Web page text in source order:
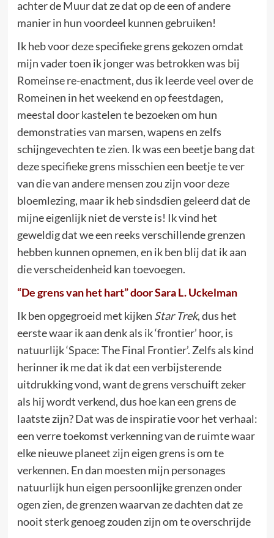
achter de Muur dat ze dat op de een of andere
manier in hun voordeel kunnen gebruiken!
Ik heb voor deze specifieke grens gekozen omdat
mijn vader toen ik jonger was betrokken was bij
Romeinse re-enactment, dus ik leerde veel over de
Romeinen in het weekend en op feestdagen,
meestal door kastelen te bezoeken om hun
demonstraties van marsen, wapens en zelfs
schijngevechten te zien. Ik was een beetje bang dat
deze specifieke grens misschien een beetje te ver
van die van andere mensen zou zijn voor deze
bloemlezing, maar ik heb sindsdien geleerd dat de
mijne eigenlijk niet de verste is! Ik vind het
geweldig dat we een reeks verschillende grenzen
hebben kunnen opnemen, en ik ben blij dat ik aan
die verscheidenheid kan toevoegen.
“De grens van het hart” door Sara L. Uckelman
Ik ben opgegroeid met kijken Star Trek, dus het
eerste waar ik aan denk als ik ‘frontier’ hoor, is
natuurlijk ‘Space: The Final Frontier’. Zelfs als kind
herinner ik me dat ik dat een verbijsterende
uitdrukking vond, want de grens verschuift zeker
als hij wordt verkend, dus hoe kan een grens de
laatste zijn? Dat was de inspiratie voor het verhaal:
een verre toekomst verkenning van de ruimte waar
elke nieuwe planeet zijn eigen grens is om te
verkennen. En dan moesten mijn personages
natuurlijk hun eigen persoonlijke grenzen onder
ogen zien, de grenzen waarvan ze dachten dat ze
nooit sterk genoeg zouden zijn om te overschrijde